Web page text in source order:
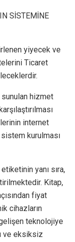
SİSTEMİNE
yiyecek ve
Ticaret
hizmet
internet
sistem kurulması
yanı sıra,
Kitap,
fiyat
cihazların
teknolojiye
ve eksiksiz